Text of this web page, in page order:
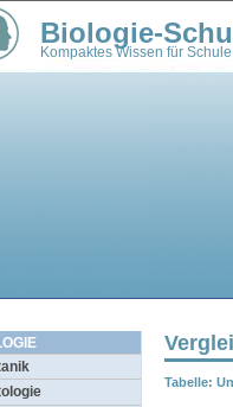
Biologie-
Kompaktes Wissen für
Tabelle: